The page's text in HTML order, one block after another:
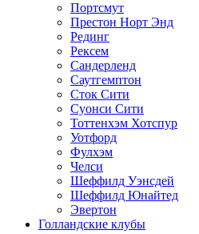
Портсмут
Престон Норт Энд
Рединг
Рексем
Сандерленд
Саутгемптон
Сток Сити
Суонси Сити
Тоттенхэм Хотспур
Уотфорд
Фулхэм
Челси
Шеффилд Уэнсдей
Шеффилд Юнайтед
Эвертон
Голландские клубы